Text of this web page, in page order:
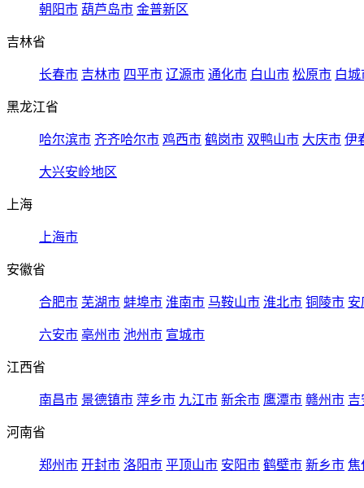
朝阳市 葫芦岛市 金普新区
吉林省
长春市 吉林市 四平市 辽源市 通化市 白山市 松原市 白城
黑龙江省
哈尔滨市 齐齐哈尔市 鸡西市 鹤岗市 双鸭山市 大庆市 伊
大兴安岭地区
上海
上海市
安徽省
合肥市 芜湖市 蚌埠市 淮南市 马鞍山市 淮北市 铜陵市 安
六安市 亳州市 池州市 宣城市
江西省
南昌市 景德镇市 萍乡市 九江市 新余市 鹰潭市 赣州市 吉
河南省
郑州市 开封市 洛阳市 平顶山市 安阳市 鹤壁市 新乡市 焦